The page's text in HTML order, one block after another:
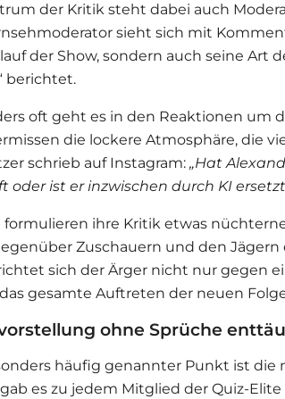
der Kritik steht dabei auch
sieht sich mit
der Show, sondern auch seine Art
berichtet.
oft geht es in den Reaktionen um
die lockere Atmosphäre, die
schrieb auf Instagram: „Hat
oder ist er inzwischen durch KI
formulieren ihre Kritik etwas
Zuschauern und den
sich der Ärger nicht nur gegen
gesamte Auftreten der neuen
ohne Sprüche
häufig genannter Punkt ist die
es zu jedem Mitglied der Quiz-